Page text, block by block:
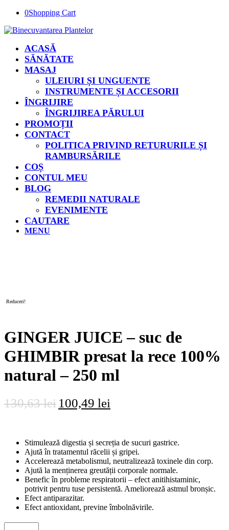
0Shopping Cart
ACASĂ
SĂNĂTATE
MASAJ
ULEIURI ȘI UNGUENTE
INSTRUMENTE ȘI ACCESORII
ÎNGRIJIRE
ÎNGRIJIREA PĂRULUI
PROMOȚII
CONTACT
POLITICA PRIVIND RETURURILE ȘI
RAMBURSĂRILE
COȘ
CONTUL MEU
BLOG
REMEDII NATURALE
EVENIMENTE
CAUTARE
MENU
Reduceri!
GINGER JUICE – suc de
GHIMBIR presat la rece 100%
natural – 250 ml
130,63lei Prețul
fost:
130,63 lei.
100,49 lei
100,49 lei.
Stimulează digestia și secreția de sucuri gastrice.
Ajută în tratamentul răcelii și gripei.
Accelerează metabolismul, neutralizează toxinele din corp.
Ajută la menținerea greutății corporale normale.
Benefic în probleme respiratorii – efect anitihistaminic,
potrivit pentru tuse persistentă. Ameliorează astmul bronșic.
Efect antiparazitar.
Efect antioxidant, previne îmbolnăvirile.